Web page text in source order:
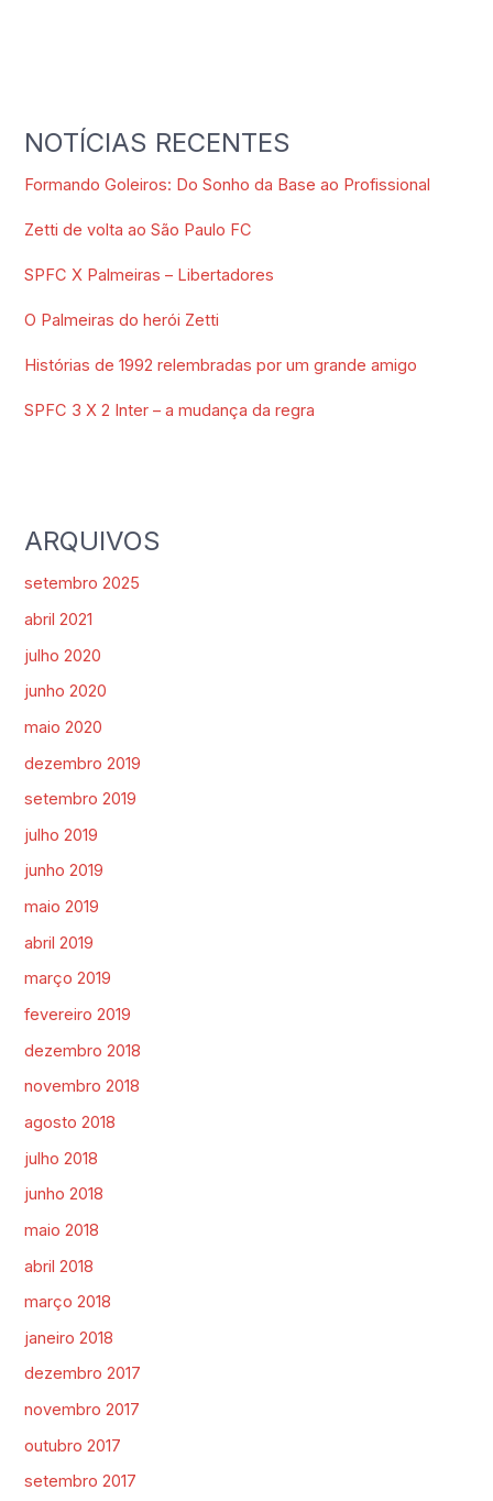
NOTÍCIAS RECENTES
Formando Goleiros: Do Sonho da Base ao Profissional
Zetti de volta ao São Paulo FC
SPFC X Palmeiras – Libertadores
O Palmeiras do herói Zetti
Histórias de 1992 relembradas por um grande amigo
SPFC 3 X 2 Inter – a mudança da regra
ARQUIVOS
setembro 2025
abril 2021
julho 2020
junho 2020
maio 2020
dezembro 2019
setembro 2019
julho 2019
junho 2019
maio 2019
abril 2019
março 2019
fevereiro 2019
dezembro 2018
novembro 2018
agosto 2018
julho 2018
junho 2018
maio 2018
abril 2018
março 2018
janeiro 2018
dezembro 2017
novembro 2017
outubro 2017
setembro 2017